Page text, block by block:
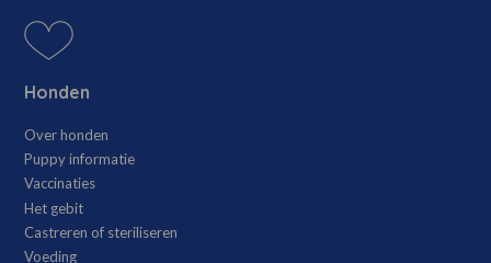
Honden
Over honden
Puppy informatie
Vaccinaties
Het gebit
Castreren of steriliseren
Voeding